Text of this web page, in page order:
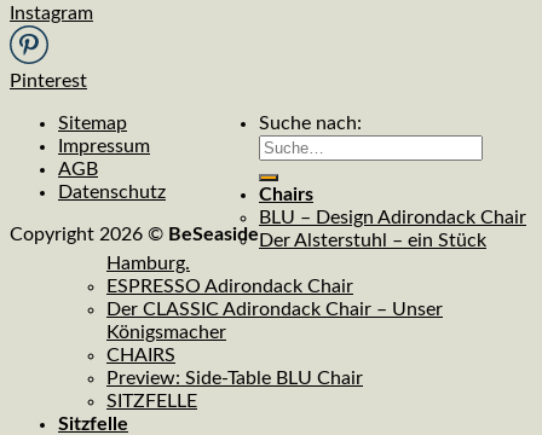
Instagram
Pinterest
Sitemap
Impressum
AGB
Datenschutz
Copyright 2026 © BeSeaside
Suche nach:
Chairs
BLU – Design Adirondack Chair
Der Alsterstuhl – ein Stück
Hamburg.
ESPRESSO Adirondack Chair
Der CLASSIC Adirondack Chair – Unser
Königsmacher
CHAIRS
Preview: Side-Table BLU Chair
SITZFELLE
Sitzfelle